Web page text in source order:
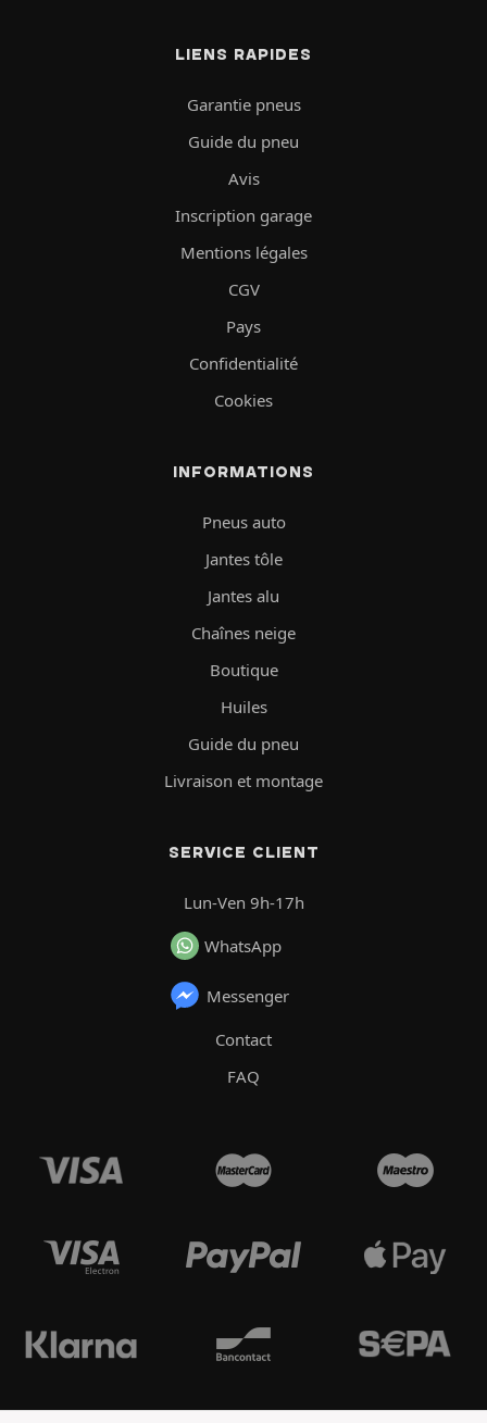
LIENS RAPIDES
Garantie pneus
Guide du pneu
Avis
Inscription garage
Mentions légales
CGV
Pays
Confidentialité
Cookies
INFORMATIONS
Pneus auto
Jantes tôle
Jantes alu
Chaînes neige
Boutique
Huiles
Guide du pneu
Livraison et montage
SERVICE CLIENT
Lun-Ven 9h-17h
WhatsApp
Messenger
Contact
FAQ